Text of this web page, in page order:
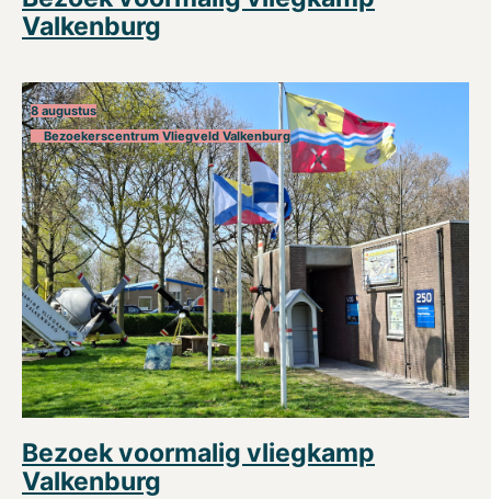
Valkenburg
8 augustus
Bezoekerscentrum Vliegveld Valkenburg
Bezoek voormalig vliegkamp
Valkenburg